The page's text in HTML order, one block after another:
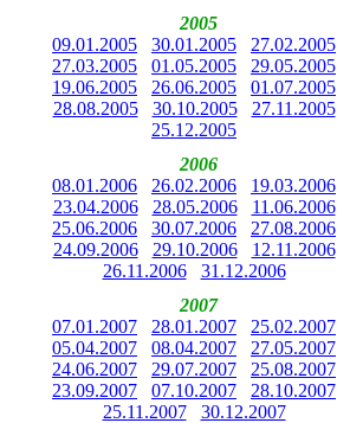
2005
09.01.2005
30.01.2005
27.02.2005
27.03.2005
01.05.2005
29.05.2005
19.06.2005
26.06.2005
01.07.2005
28.08.2005
30.10.2005
27.11.2005
25.12.2005
2006
08.01.2006
26.02.2006
19.03.2006
23.04.2006
28.05.2006
11.06.2006
25.06.2006
30.07.2006
27.08.2006
24.09.2006
29.10.2006
12.11.2006
26.11.2006
31.12.2006
2007
07.01.2007
28.01.2007
25.02.2007
05.04.2007
08.04.2007
27.05.2007
24.06.2007
29.07.2007
25.08.2007
23.09.2007
07.10.2007
28.10.2007
25.11.2007
30.12.2007